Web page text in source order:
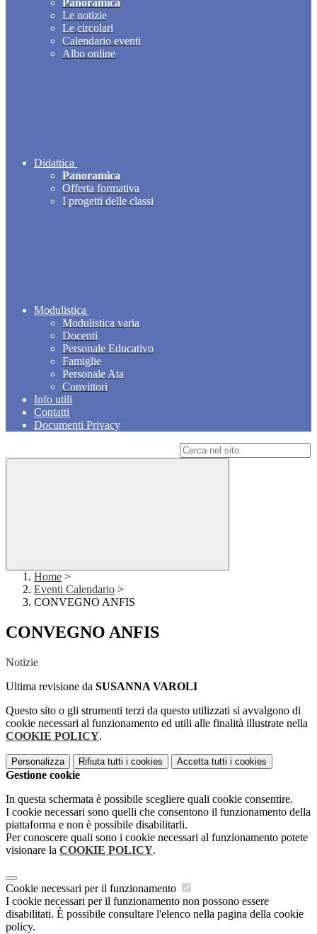
Panoramica
Le notizie
Le circolari
Calendario eventi
Albo online
Didattica
Panoramica
Offerta formativa
I progetti delle classi
Modulistica
Modulistica varia
Docenti
Personale Educativo
Famiglie
Personale Ata
Convittori
Info utili
Contatti
Documenti Privacy
Home >
Eventi Calendario >
CONVEGNO ANFIS
CONVEGNO ANFIS
Notizie
Ultima revisione da SUSANNA VAROLI
Questo sito o gli strumenti terzi da questo utilizzati si avvalgono di
cookie necessari al funzionamento ed utili alle finalità illustrate nella
COOKIE POLICY.
Personalizza Rifiuta tutti i cookies Accetta tutti i cookies
Gestione cookie
In questa schermata è possibile scegliere quali cookie consentire.
I cookie necessari sono quelli che consentono il funzionamento della
piattaforma e non è possibile disabilitarli.
Per conoscere quali sono i cookie necessari al funzionamento potete
visionare la COOKIE POLICY.
Cookie necessari per il funzionamento
I cookie necessari per il funzionamento non possono essere
disabilitati. È possibile consultare l'elenco nella pagina della cookie
policy.